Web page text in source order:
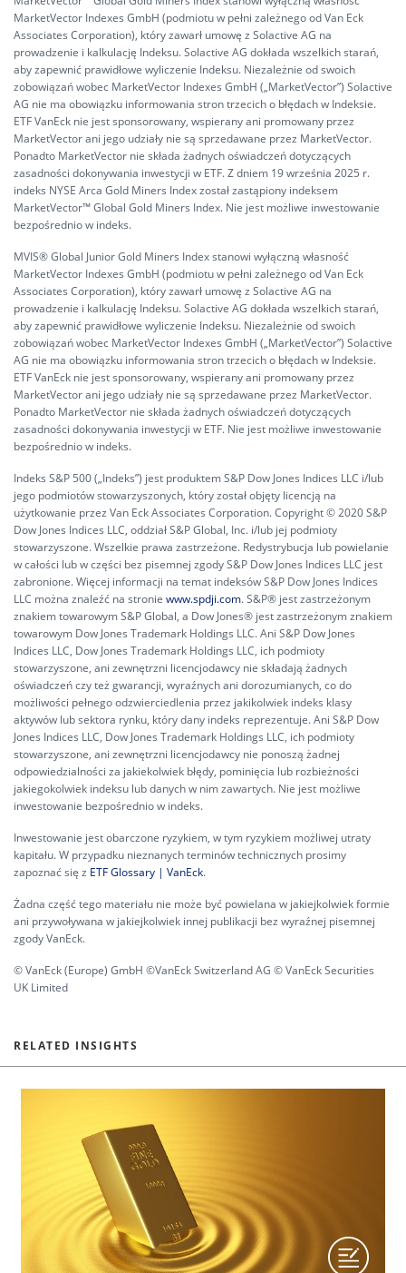
MarketVector Indexes GmbH (podmiotu w pełni zależnego od Van Eck
Associates Corporation), który zawarł umowę z Solactive AG na
prowadzenie i kalkulację Indeksu. Solactive AG dokłada wszelkich starań,
aby zapewnić prawidłowe wyliczenie Indeksu. Niezależnie od swoich
zobowiązań wobec MarketVector Indexes GmbH („MarketVector”) Solactive
AG nie ma obowiązku informowania stron trzecich o błędach w Indeksie.
ETF VanEck nie jest sponsorowany, wspierany ani promowany przez
MarketVector ani jego udziały nie są sprzedawane przez MarketVector.
Ponadto MarketVector nie składa żadnych oświadczeń dotyczących
zasadności dokonywania inwestycji w ETF. Z dniem 19 września 2025 r.
indeks NYSE Arca Gold Miners Index został zastąpiony indeksem
MarketVector™ Global Gold Miners Index. Nie jest możliwe inwestowanie
bezpośrednio w indeks.
MVIS®️ Global Junior Gold Miners Index stanowi wyłączną własność
MarketVector Indexes GmbH (podmiotu w pełni zależnego od Van Eck
Associates Corporation), który zawarł umowę z Solactive AG na
prowadzenie i kalkulację Indeksu. Solactive AG dokłada wszelkich starań,
aby zapewnić prawidłowe wyliczenie Indeksu. Niezależnie od swoich
zobowiązań wobec MarketVector Indexes GmbH („MarketVector”) Solactive
AG nie ma obowiązku informowania stron trzecich o błędach w Indeksie.
ETF VanEck nie jest sponsorowany, wspierany ani promowany przez
MarketVector ani jego udziały nie są sprzedawane przez MarketVector.
Ponadto MarketVector nie składa żadnych oświadczeń dotyczących
zasadności dokonywania inwestycji w ETF. Nie jest możliwe inwestowanie
bezpośrednio w indeks.
Indeks S&P 500 („Indeks”) jest produktem S&P Dow Jones Indices LLC i/lub
jego podmiotów stowarzyszonych, który został objęty licencją na
użytkowanie przez Van Eck Associates Corporation. Copyright © 2020 S&P
Dow Jones Indices LLC, oddział S&P Global, Inc. i/lub jej podmioty
stowarzyszone. Wszelkie prawa zastrzeżone. Redystrybucja lub powielanie
w całości lub w części bez pisemnej zgody S&P Dow Jones Indices LLC jest
zabronione. Więcej informacji na temat indeksów S&P Dow Jones Indices
LLC można znaleźć na stronie www.spdji.com. S&P® jest zastrzeżonym
znakiem towarowym S&P Global, a Dow Jones® jest zastrzeżonym znakiem
towarowym Dow Jones Trademark Holdings LLC. Ani S&P Dow Jones
Indices LLC, Dow Jones Trademark Holdings LLC, ich podmioty
stowarzyszone, ani zewnętrzni licencjodawcy nie składają żadnych
oświadczeń czy też gwarancji, wyraźnych ani dorozumianych, co do
możliwości pełnego odzwierciedlenia przez jakikolwiek indeks klasy
aktywów lub sektora rynku, który dany indeks reprezentuje. Ani S&P Dow
Jones Indices LLC, Dow Jones Trademark Holdings LLC, ich podmioty
stowarzyszone, ani zewnętrzni licencjodawcy nie ponoszą żadnej
odpowiedzialności za jakiekolwiek błędy, pominięcia lub rozbieżności
jakiegokolwiek indeksu lub danych w nim zawartych. Nie jest możliwe
inwestowanie bezpośrednio w indeks.
Inwestowanie jest obarczone ryzykiem, w tym ryzykiem możliwej utraty
kapitału. W przypadku nieznanych terminów technicznych prosimy
zapoznać się z ETF Glossary | VanEck.
Żadna część tego materiału nie może być powielana w jakiejkolwiek formie
ani przywoływana w jakiejkolwiek innej publikacji bez wyraźnej pisemnej
zgody VanEck.
© VanEck (Europe) GmbH ©VanEck Switzerland AG © VanEck Securities
UK Limited
RELATED INSIGHTS